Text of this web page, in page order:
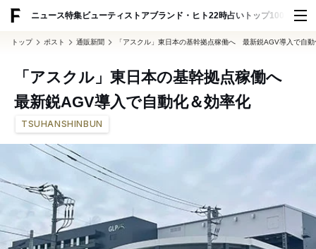
ニュース特集ビューティ ストアブランド・ヒト22時占い トップ100 スナッ
トップ ポスト 通販新聞 「アスクル」東日本の基幹拠点稼働へ 最新鋭AGV導入で自
「アスクル」東日本の基幹拠点稼働へ
最新鋭AGV導入で自動化＆効率化
TSUHANSHINBUN